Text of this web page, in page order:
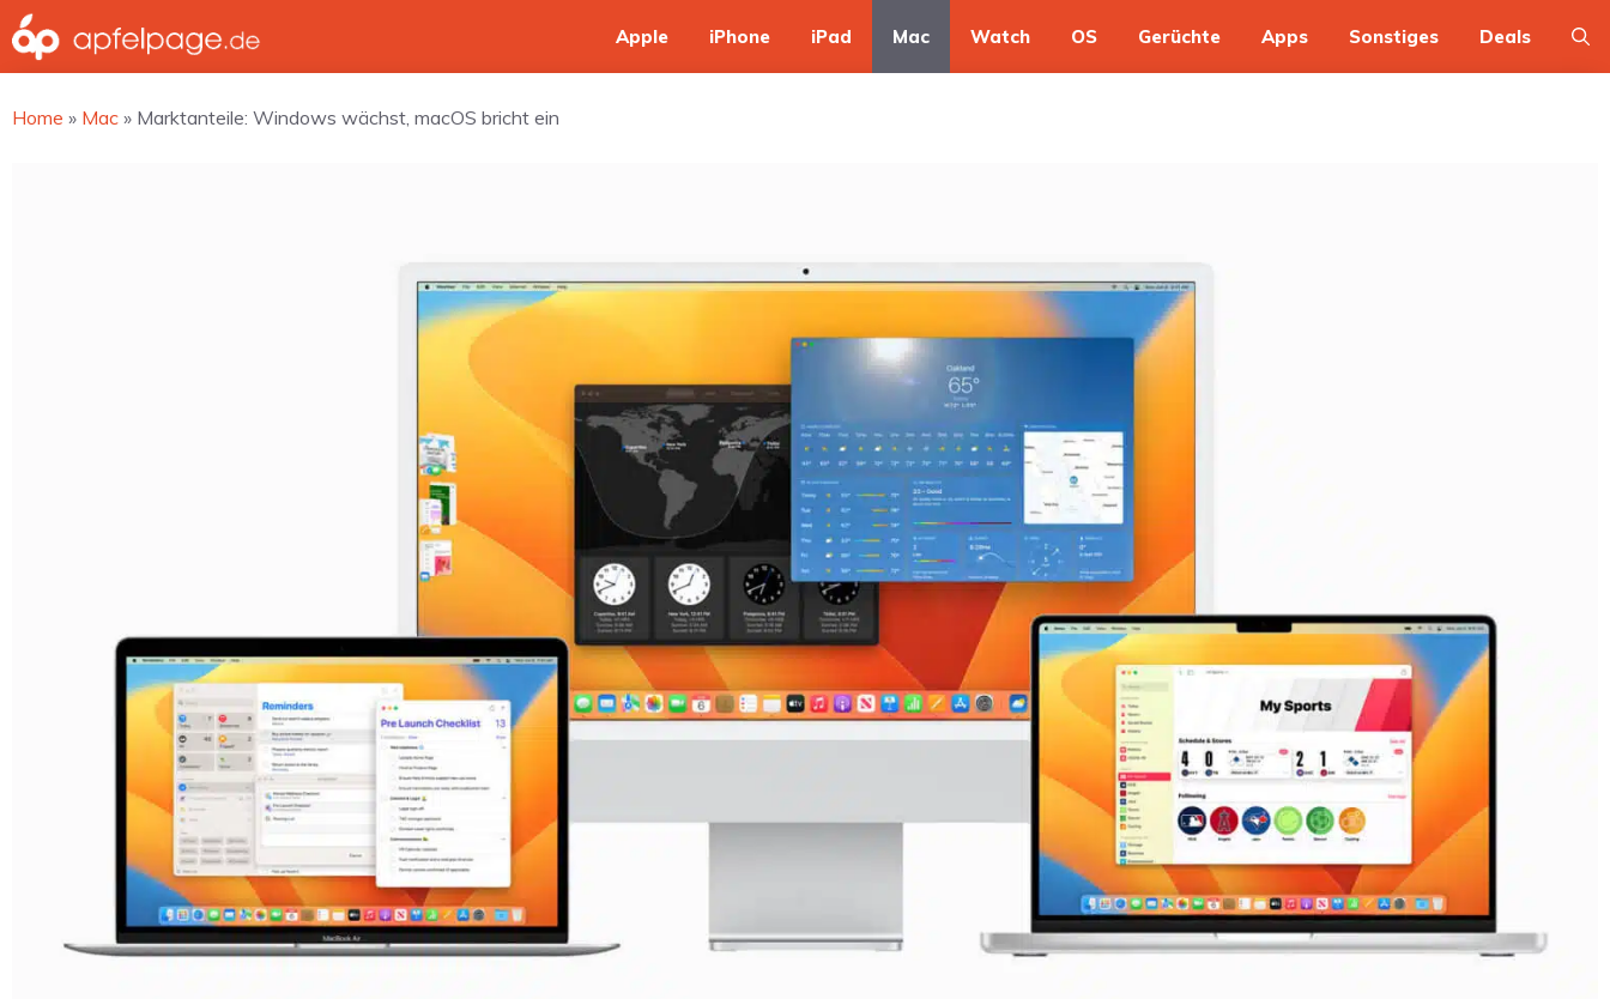
Zum
Inhalt
springen
Apple iPhone iPad Mac Watch OS Gerüchte Apps Sonstiges Deals
Home » Mac » Marktanteile: Windows wächst, macOS bricht ein